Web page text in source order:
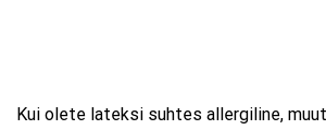
Kui olete lateksi suhtes allergiline,